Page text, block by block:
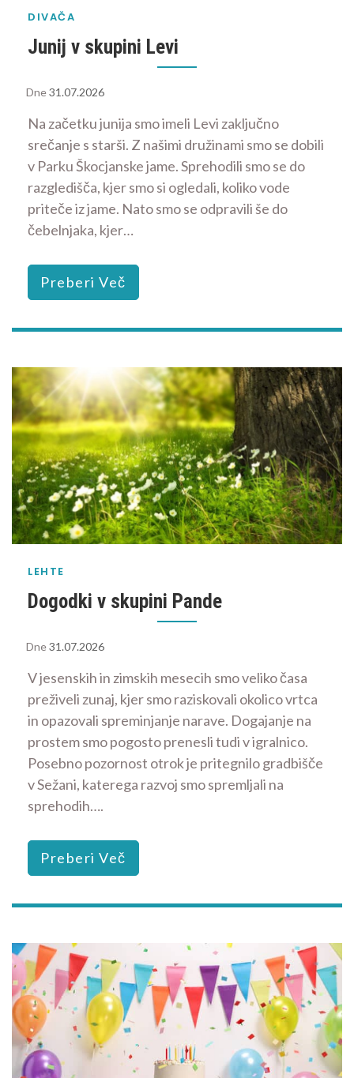
DIVAČA
Junij v skupini Levi
Dne31.07.2026
Na začetku junija smo imeli Levi zaključno
srečanje s starši. Z našimi družinami smo se dobili
v Parku Škocjanske jame. Sprehodili smo se do
razgledišča, kjer smo si ogledali, koliko vode
priteče iz jame. Nato smo se odpravili še do
čebelnjaka, kjer…
Preberi Več
LEHTE
Dogodki v skupini Pande
Dne31.07.2026
V jesenskih in zimskih mesecih smo veliko časa
preživeli zunaj, kjer smo raziskovali okolico vrtca
in opazovali spreminjanje narave. Dogajanje na
prostem smo pogosto prenesli tudi v igralnico.
Posebno pozornost otrok je pritegnilo gradbišče
v Sežani, katerega razvoj smo spremljali na
sprehodih….
Preberi Več